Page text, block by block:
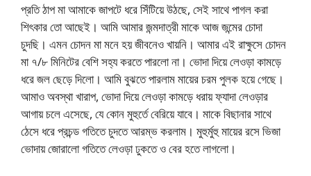
প্রতি ঠাপ মা আমাকে জাপটে ধরে সিঁটিয়ে উঠছে, সেই সাথে পাগল করা
শিৎকার তো আছেই। আমি আমার জন্মদাত্রী মাকে আজ জন্মের চোদা
চুদছি। এমন চোদন মা মনে হয় জীবনেও খায়নি। আমার এই রাক্ষুসে চোদন
মা ৭/৮ মিনিটের বেশি সহ্য করতে পারলো না। ভোদা দিয়ে লেওড়া কামড়ে
ধরে জল ছেড়ে দিলো। আমি বুঝতে পারলাম মায়ের চরম পুলক হয়ে গেছে।
আমাও অবস্থা খারাপ, ভোদা দিয়ে লেওড়া কামড়ে ধরায় ফ্যাদা লেওড়ার
আগায় চলে এসেছে, যে কোন মুহুর্তে বেরিয়ে যাবে। মাকে বিছানার সাথে
ঠেসে ধরে প্রচন্ড গতিতে চুদতে আরম্ভ করলাম। মুহুর্মুহু মায়ের রসে ভিজা
ভোদায় জোরালো গতিতে লেওড়া ঢুকতে ও বের হতে লাগলো।